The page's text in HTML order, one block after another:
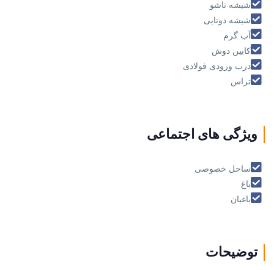
شیشه تاشو
شیشه دوتایی
آب گرم
کابین دوش
درب ورودی فولادی
تراس
ویژگی های اجتماعی
ساحل خصوصی
باغ
باغبان
توضیحات